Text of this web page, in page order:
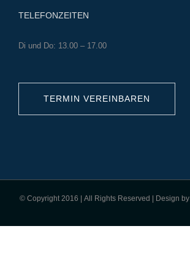
TELEFONZEITEN
Di und Do: 13.00 – 17.00
TERMIN VEREINBAREN
© Copyright 2016 | All Rights Reserved | Design by